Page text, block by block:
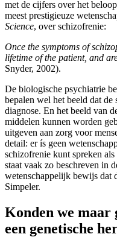
met de cijfers over het
meest prestigieuze
Science, over schizofrenie:
Once the symptoms of
lifetime of the patient, and
Snyder, 2002).
De biologische psychiatrie
bepalen wel het beeld dat de
diagnose. En het beeld van
middelen kunnen worden
uitgeven aan zorg voor
detail: er ís geen
schizofrenie kunt spreken
staat vaak zo beschreven in
wetenschappelijk bewijs dat
Simpeler.
Konden we maar
een genetische